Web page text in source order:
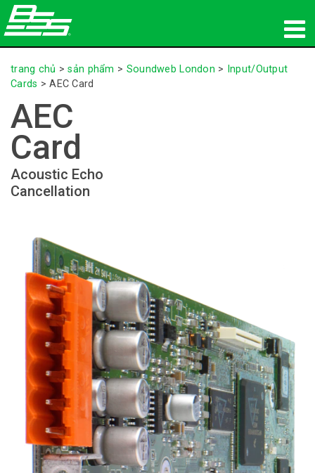
sản phẩm
nơi mua
đào tạo
Lịch sử của chúng tôi
Ngôn ngữ/Khu vực
trang chủ >sản phẩm > Soundweb London > Input/Output
Cards >AEC Card
AEC
Card
Acoustic Echo
Cancellation